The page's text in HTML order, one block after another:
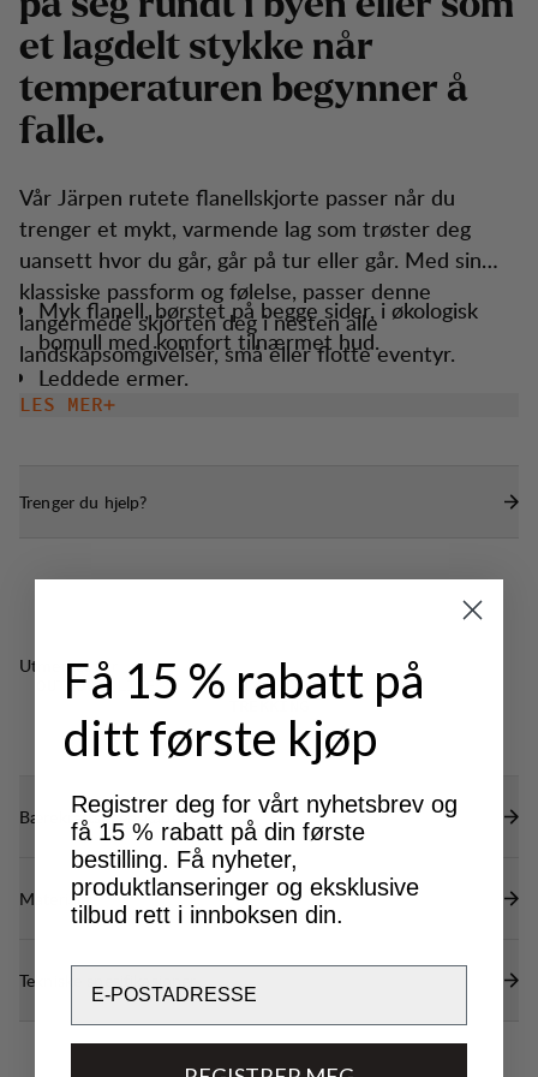
et lagdelt stykke når
temperaturen begynner å
falle.
Vår Järpen rutete flanellskjorte passer når du
trenger et mykt, varmende lag som trøster deg
uansett hvor du går, går på tur eller går. Med sin
klassiske passform og følelse, passer denne
langermede skjorten deg i nesten alle
landskapsomgivelser, små eller flotte eventyr.
Myk flanell, børstet på begge sider, i økologisk
bomull med komfort tilnærmet hud.
Leddede ermer.
Knapper er laget av resirkulert polyester.
LES MER
Trenger du hjelp?
Utmerket for
OUTDOOR LIFE
CLASSIC
Bærekraftsegenskaper
Materialer
Tekniske spesifikasjoner
Få 15 % rabatt på
ditt første kjøp
Registrer deg for vårt nyhetsbrev og
få 15 % rabatt på din første
bestilling. Få nyheter,
produktlanseringer og eksklusive
tilbud rett i innboksen din.